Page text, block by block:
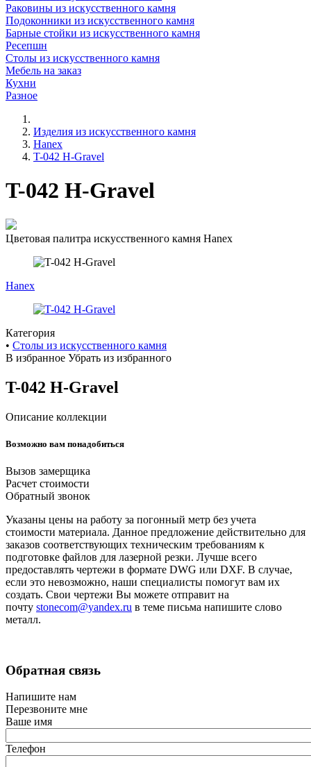
Раковины из искусственного камня
Подоконники из искусственного камня
Барные стойки из искусственного камня
Ресепшн
Cтолы из искусственного камня
Мебель на заказ
Кухни
Разное
Строка
навигации
Изделия из искусственного камня
Hanex
T-042 H-Gravel
T-042 H-Gravel
Цветовая палитра искусственного камня Hanex
Hanex
Категория
• Cтолы из искусственного камня
В избранное Убрать из избранного
T-042 H-Gravel
Описание коллекции
Возможно вам понадобиться
Вызов замерщика
Расчет стоимости
Обратный звонок
Указаны цены на работу за погонный метр без учета
стоимости материала. Данное предложение действительно для
заказов соответствующих техническим требованиям к
подготовке файлов для лазерной резки. Лучше всего
предоставлять чертежи в формате DWG или DXF. В случае,
если это невозможно, наши специалисты помогут вам их
создать. Свои чертежи Вы можете отправит на
почту stonecom@yandex.ru в теме письма напишите слово
металл.
Обратная связь
Напишите нам
Перезвоните мне
Ваше имя
Телефон